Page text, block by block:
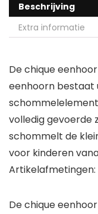
Beschrijving
Extra informatie
De chique
eenhoorn bestaat
volledig gevoerde
schommelt de
voor kinderen
Artikelafmetingen:
De chique